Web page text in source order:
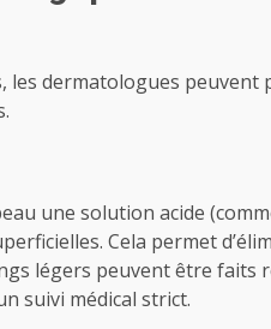
les dermatologues peuvent
une solution acide
Cela permet
légers peuvent être faits
suivi médical strict.